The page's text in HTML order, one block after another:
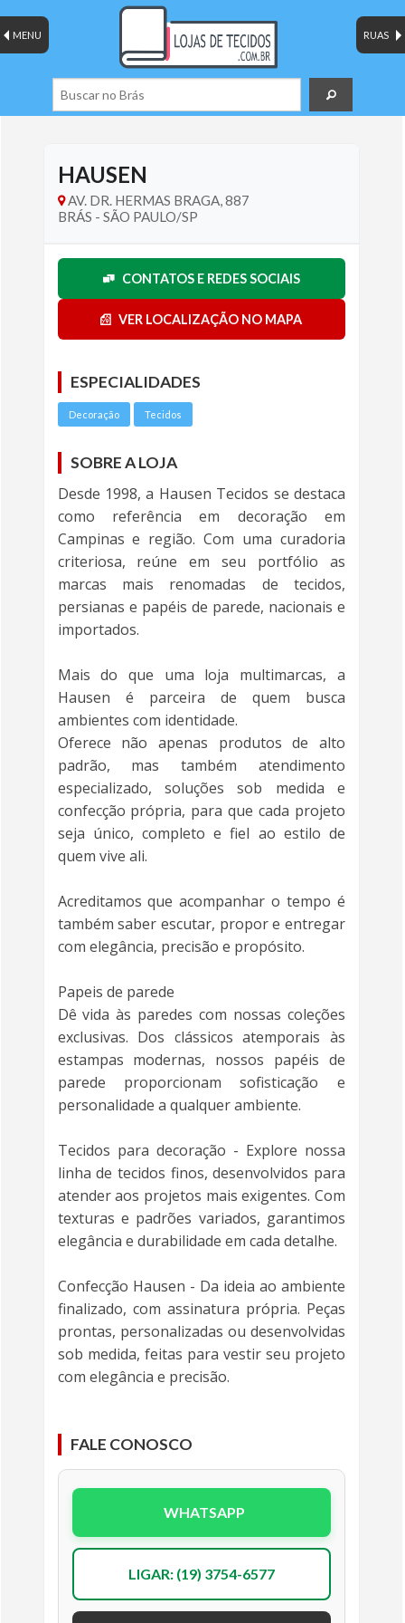
RUAS
MENU
HAUSEN
AV. DR. HERMAS BRAGA, 887
BRÁS - SÃO PAULO/SP
CONTATOS E REDES SOCIAIS
VER LOCALIZAÇÃO NO MAPA
ESPECIALIDADES
Decoração Tecidos
SOBRE A LOJA
Desde 1998, a Hausen Tecidos se destaca
como referência em decoração em
Campinas e região. Com uma curadoria
criteriosa, reúne em seu portfólio as
marcas mais renomadas de tecidos,
persianas e papéis de parede, nacionais e
importados.
Mais do que uma loja multimarcas, a
Hausen é parceira de quem busca
ambientes com identidade.
Oferece não apenas produtos de alto
padrão, mas também atendimento
especializado, soluções sob medida e
confecção própria, para que cada projeto
seja único, completo e fiel ao estilo de
quem vive ali.
Acreditamos que acompanhar o tempo é
também saber escutar, propor e entregar
com elegância, precisão e propósito.
Papeis de parede
Dê vida às paredes com nossas coleções
exclusivas. Dos clássicos atemporais às
estampas modernas, nossos papéis de
parede proporcionam sofisticação e
personalidade a qualquer ambiente.
Tecidos para decoração - Explore nossa
linha de tecidos finos, desenvolvidos para
atender aos projetos mais exigentes. Com
texturas e padrões variados, garantimos
elegância e durabilidade em cada detalhe.
Confecção Hausen - Da ideia ao ambiente
finalizado, com assinatura própria. Peças
prontas, personalizadas ou desenvolvidas
sob medida, feitas para vestir seu projeto
com elegância e precisão.
FALE CONOSCO
WHATSAPP
LIGAR: (19) 3754-6577